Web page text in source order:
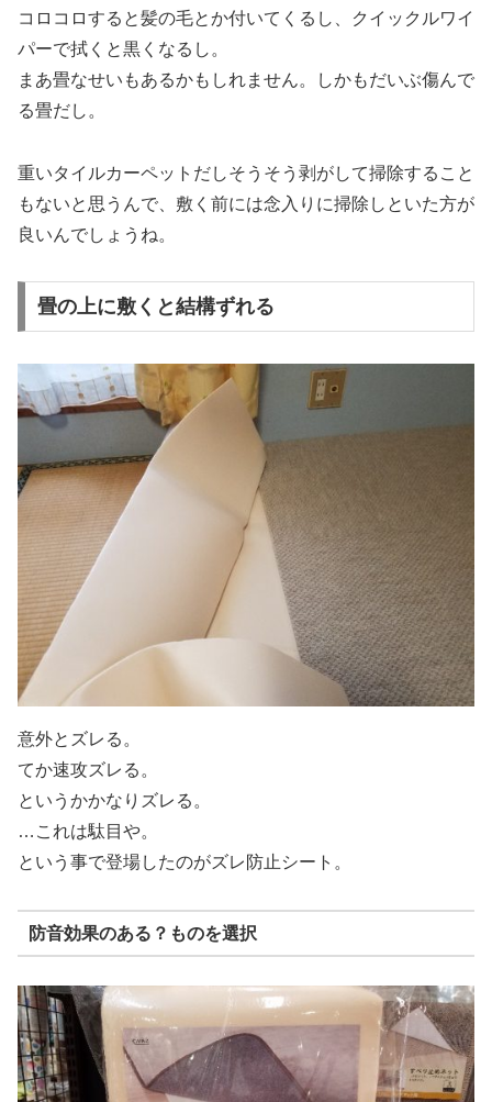
コロコロすると髪の毛とか付いてくるし、クイックルワイ
パーで拭くと黒くなるし。
まあ畳なせいもあるかもしれません。しかもだいぶ傷んで
る畳だし。
重いタイルカーペットだしそうそう剥がして掃除すること
もないと思うんで、敷く前には念入りに掃除しといた方が
良いんでしょうね。
畳の上に敷くと結構ずれる
意外とズレる。
てか速攻ズレる。
というかかなりズレる。
…これは駄目や。
という事で登場したのがズレ防止シート。
防音効果のある？ものを選択